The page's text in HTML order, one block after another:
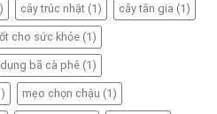
cây trúc nhật (1) cây tân gia (1)
cho sức khỏe (1)
bã cà phê (1)
mẹo chọn chậu (1)